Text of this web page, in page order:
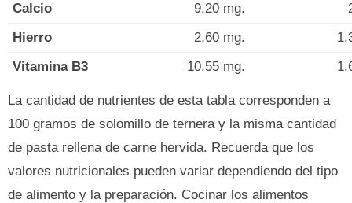
Calcio
9,20 mg.
Hierro
2,60 mg.
Vitamina B3
10,55 mg.
La cantidad de nutrientes de esta tabla corresponden a
100 gramos de solomillo de ternera y la misma cantidad
de pasta rellena de carne hervida. Recuerda que los
valores nutricionales pueden variar dependiendo del tipo
de alimento y la preparación. Cocinar los alimentos